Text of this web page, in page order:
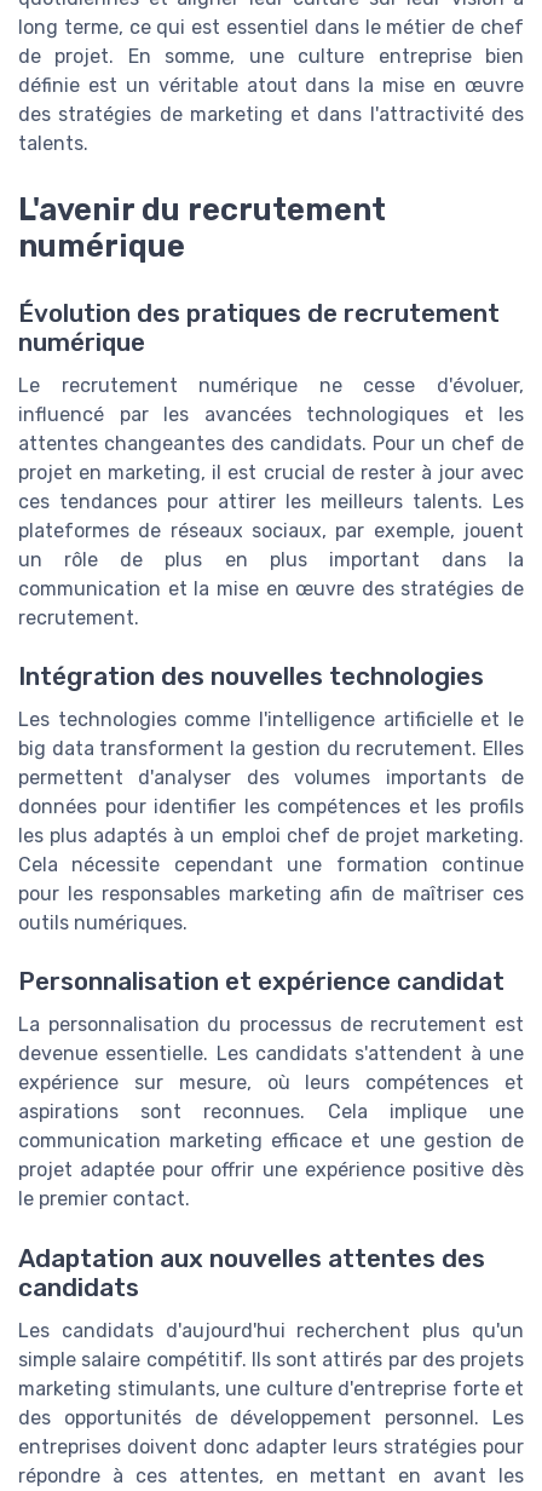
long terme, ce qui est essentiel dans le métier de chef
de projet. En somme, une culture entreprise bien
définie est un véritable atout dans la mise en œuvre
des stratégies de marketing et dans l'attractivité des
talents.
L'avenir du recrutement
numérique
Évolution des pratiques de recrutement
numérique
Le recrutement numérique ne cesse d'évoluer,
influencé par les avancées technologiques et les
attentes changeantes des candidats. Pour un chef de
projet en marketing, il est crucial de rester à jour avec
ces tendances pour attirer les meilleurs talents. Les
plateformes de réseaux sociaux, par exemple, jouent
un rôle de plus en plus important dans la
communication et la mise en œuvre des stratégies de
recrutement.
Intégration des nouvelles technologies
Les technologies comme l'intelligence artificielle et le
big data transforment la gestion du recrutement. Elles
permettent d'analyser des volumes importants de
données pour identifier les compétences et les profils
les plus adaptés à un emploi chef de projet marketing.
Cela nécessite cependant une formation continue
pour les responsables marketing afin de maîtriser ces
outils numériques.
Personnalisation et expérience candidat
La personnalisation du processus de recrutement est
devenue essentielle. Les candidats s'attendent à une
expérience sur mesure, où leurs compétences et
aspirations sont reconnues. Cela implique une
communication marketing efficace et une gestion de
projet adaptée pour offrir une expérience positive dès
le premier contact.
Adaptation aux nouvelles attentes des
candidats
Les candidats d'aujourd'hui recherchent plus qu'un
simple salaire compétitif. Ils sont attirés par des projets
marketing stimulants, une culture d'entreprise forte et
des opportunités de développement personnel. Les
entreprises doivent donc adapter leurs stratégies pour
répondre à ces attentes, en mettant en avant les